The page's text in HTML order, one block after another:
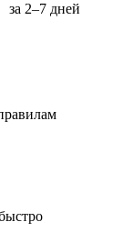
2–7 дней